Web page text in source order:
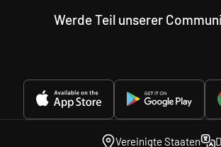
Wege, um die Geheimnisse der Inseln
Werde Teil unserer
Vereinigte Staaten